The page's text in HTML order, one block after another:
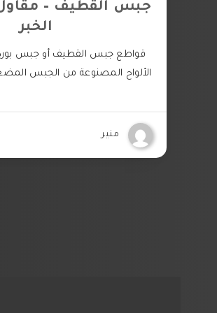
جبس القطيف –
الخبر
قواطع جبس القطيف أو جبس بورد
الألواح المصنوعة من الجبس
منير